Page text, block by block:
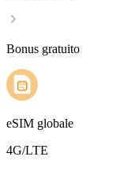
Bonus gratuito
eSIM globale
4G/LTE